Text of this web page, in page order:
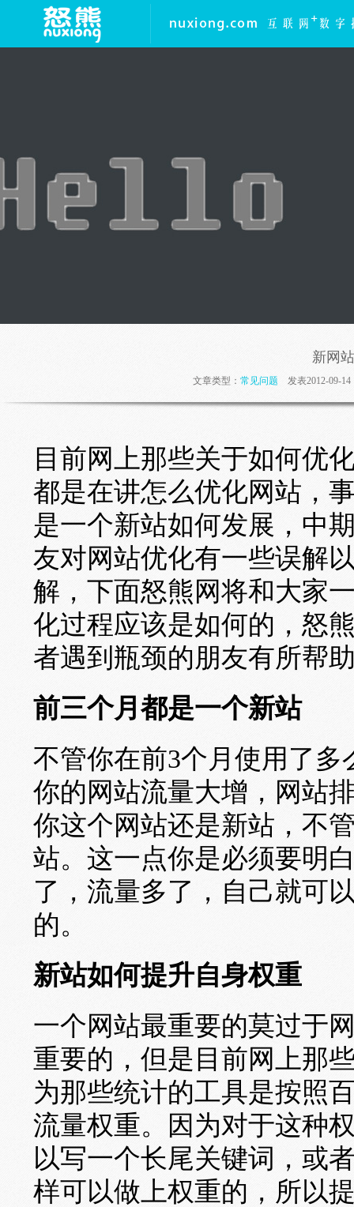
新网
文章类型： 常见问题 发表2012-09-
目前网上那些关于如何优
都是在讲怎么优化网站，
是一个新站如何发展，中
友对网站优化有一些误解
解，下面怒熊网将和大家
化过程应该是如何的，怒
者遇到瓶颈的朋友有所帮
前三个月都是一个新站
不管你在前3个月使用了
你的网站流量大增，网站
你这个网站还是新站，不
站。这一点你是必须要明
了，流量多了，自己就可
的。
新站如何提升自身权重
一个网站最重要的莫过于
重要的，但是目前网上那
为那些统计的工具是按照
流量权重。因为对于这种
以写一个长尾关键词，或
样可以做上权重的，所以